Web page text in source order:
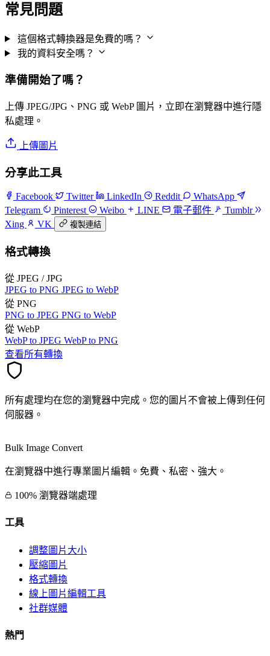
常見問題
這個格式轉換器是免費的嗎？
我的資料安全嗎？
準備開始了嗎？
上傳 JPEG/JPG、PNG 或 WebP 圖片，立即在瀏覽器中進行隱
私處理。
上傳圖片
分享此工具
Facebook Twitter LinkedIn Reddit
WhatsApp
Telegram
Pinterest Weibo LINE 電子郵件
Tumblr
Xing
VK 複製連結
格式轉換
從 JPEG / JPG
JPEG to PNG JPEG to WebP
從 PNG
PNG to JPEG PNG to WebP
從 WebP
WebP to JPEG WebP to PNG
查看所有轉換
所有處理均在您的瀏覽器中完成。您的圖片不會被上傳到任何
伺服器。
Bulk Image Convert
在瀏覽器中進行專業圖片編輯。免費、私密、強大。
100% 瀏覽器端處理
工具
調整圖片大小
壓縮圖片
格式轉換
線上圖片編輯工具
社群媒體
熱門